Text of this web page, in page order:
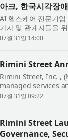
아크, 한국시각장
AI 헬스케어 전문기업
가자 및 관계자들을
각장애인 골프선수와
07월 31일 14:00
Rimini Street
Rimini Street, Inc. ,
managed services
for Oracle, SAP and
07월 31일 09:22
Rimini Street
Governance,